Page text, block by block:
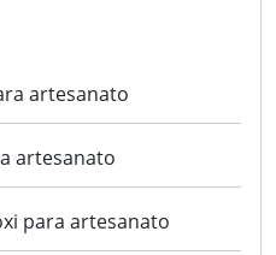
artesanato
artesanato
para artesanato